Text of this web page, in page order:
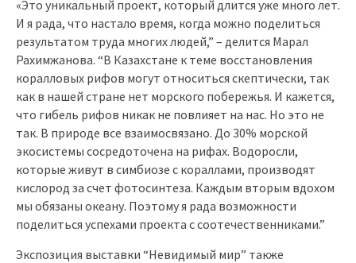
«Это уникальный проект, который длится уже много лет.
И я рада, что настало время, когда можно поделиться
результатом труда многих людей,” – делится Марал
Рахимжанова. “В Казахстане к теме восстановления
коралловых рифов могут относиться скептически, так
как в нашей стране нет морского побережья. И кажется,
что гибель рифов никак не повлияет на нас. Но это не
так. В природе все взаимосвязано. До 30% морской
экосистемы сосредоточена на рифах. Водоросли,
которые живут в симбиозе с кораллами, производят
кислород за счет фотосинтеза. Каждым вторым вдохом
мы обязаны океану. Поэтому я рада возможности
поделиться успехами проекта с соотечественниками.”
Экспозиция выставки “Невидимый мир” также